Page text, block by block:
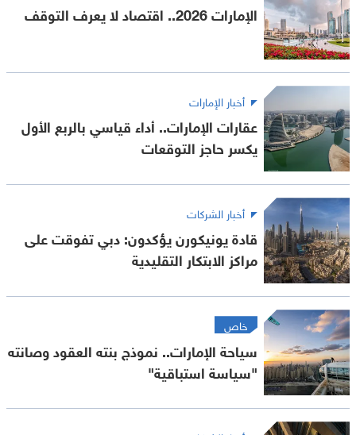
الإمارات 2026.. اقتصاد لا يعرف التوقف
أخبار الإمارات
عقارات الإمارات.. أداء قياسي بالربع الأول
يكسر حاجز التوقعات
أخبار الشركات
قادة يونيكورن يؤكدون: دبي تفوقت على
مراكز الابتكار التقليدية
خاص
سياحة الإمارات.. نموذج بنته العقود وصانته
"سياسة استباقية"